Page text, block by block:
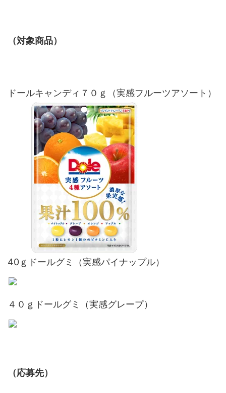
（対象商品）
ドールキャンディ７０ｇ（実感フルーツアソート）
40ｇドールグミ（実感パイナップル）
４０ｇドールグミ（実感グレープ）
（応募先）